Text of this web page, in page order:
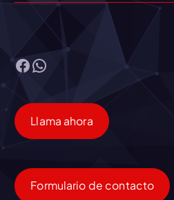
Facebook WhatsApp
Llama ahora
Formulario de contacto